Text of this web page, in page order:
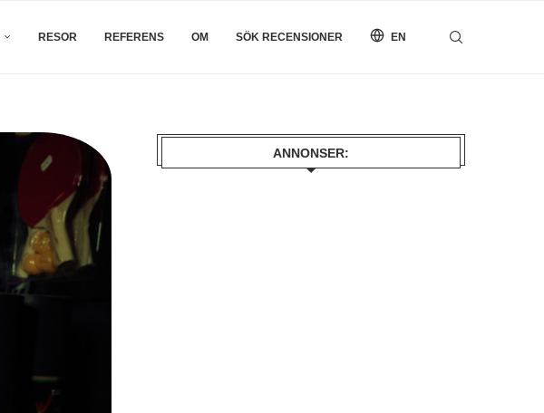
RESOR REFERENS OM SÖK RECENSIONER EN
ANNONSER: